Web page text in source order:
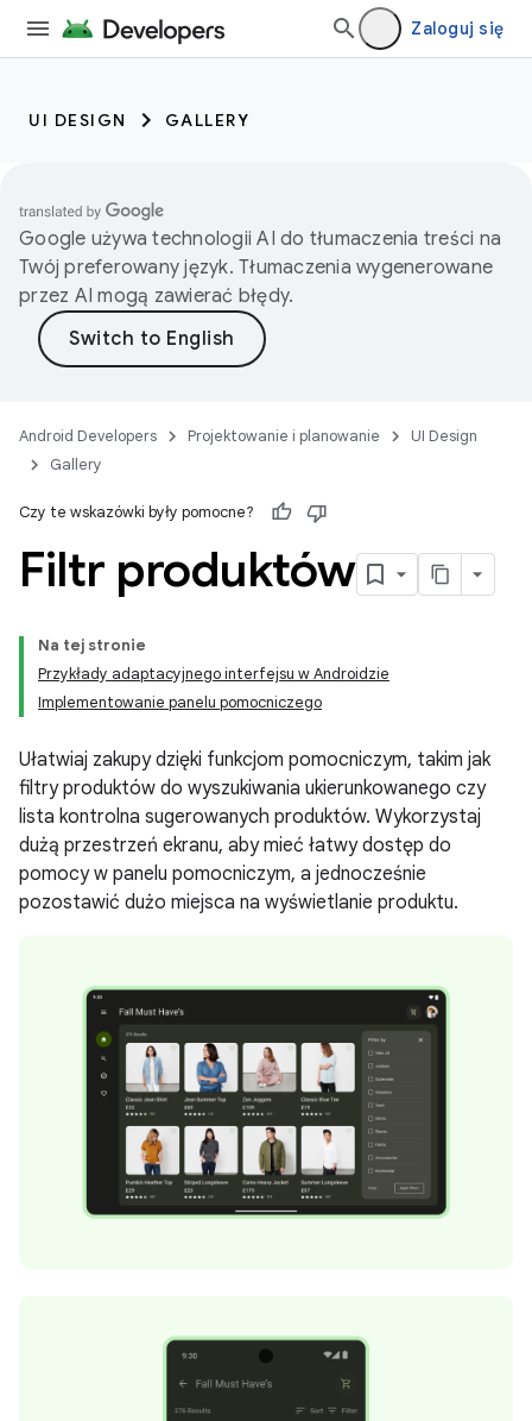
Zaloguj się
UI DESIGN GALLERY
Google używa technologii AI do tłumaczenia treści na
Twój preferowany język. Tłumaczenia wygenerowane
przez AI mogą zawierać błędy.
Android Developers Projektowanie i planowanie
UI Design
Gallery
Czy te wskazówki były pomocne?
Filtr produktów
Na tej stronie
Przykłady adaptacyjnego interfejsu w Androidzie
Implementowanie panelu pomocniczego
Ułatwiaj zakupy dzięki funkcjom pomocniczym, takim jak
filtry produktów do wyszukiwania ukierunkowanego czy
lista kontrolna sugerowanych produktów. Wykorzystaj
dużą przestrzeń ekranu, aby mieć łatwy dostęp do
pomocy w panelu pomocniczym, a jednocześnie
pozostawić dużo miejsca na wyświetlanie produktu.